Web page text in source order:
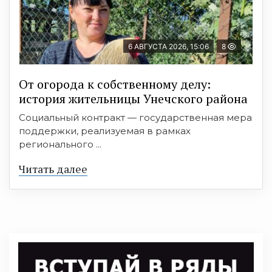
6 АВГУСТА 2026, 15:06 8
От огорода к собственному делу:
история жительницы Унечского района
Социальный контракт — государственная мера
поддержки, реализуемая в рамках
регионального ...
Читать далее